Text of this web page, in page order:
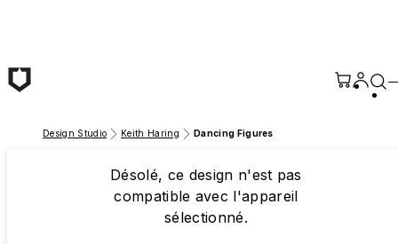
Design Studio Keith Haring Dancing Figures
Désolé, ce design n'est pas
compatible avec l'appareil
sélectionné.